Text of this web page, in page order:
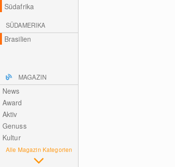
Südafrika
SÜDAMERIKA
Brasilien
MAGAZIN
News
Award
Aktiv
Genuss
Kultur
Alle Magazin Kategorien